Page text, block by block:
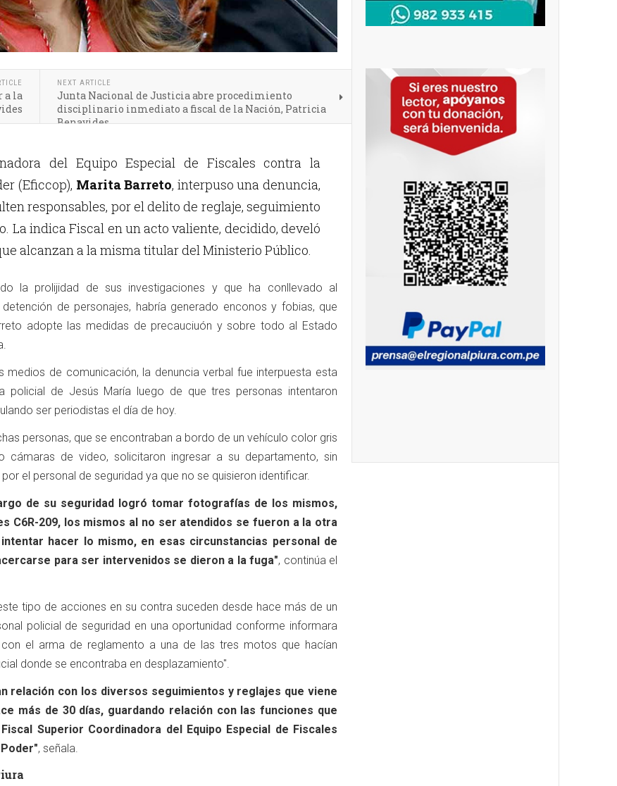
a la
NEXT ARTICLE
Junta Nacional de Justicia abre procedimiento
disciplinario inmediato a fiscal de la Nación, Patricia
Benavides
del Equipo Especial de Fiscales contra la
(Eficcop), Marita Barreto, interpuso una denuncia,
responsables, por el delito de reglaje, seguimiento
La indica Fiscal en un acto valiente, decidido, develó
alcanzan a la misma titular del Ministerio Público.
la prolijidad de sus investigaciones y que ha conllevado al
de personajes, habría generado enconos y fobias, que
adopte las medidas de precauciuón y sobre todo al Estado
medios de comunicación, la denuncia verbal fue interpuesta esta
policial de Jesús María luego de que tres personas intentaron
ser periodistas el día de hoy.
personas, que se encontraban a bordo de un vehículo color gris
cámaras de video, solicitaron ingresar a su departamento, sin
el personal de seguridad ya que no se quisieron identificar.
de su seguridad logró tomar fotografías de los mismos,
C6R-209, los mismos al no ser atendidos se fueron a la otra
hacer lo mismo, en esas circunstancias personal de
para ser intervenidos se dieron a la fuga", continúa el
tipo de acciones en su contra suceden desde hace más de un
policial de seguridad en una oportunidad conforme informara
el arma de reglamento a una de las tres motos que hacían
donde se encontraba en desplazamiento".
relación con los diversos seguimientos y reglajes que viene
más de 30 días, guardando relación con las funciones que
Superior Coordinadora del Equipo Especial de Fiscales
, señala.